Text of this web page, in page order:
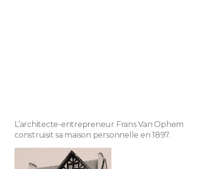
L’architecte-entrepreneur Frans Van Ophem
construisit sa maison personnelle en 1897.